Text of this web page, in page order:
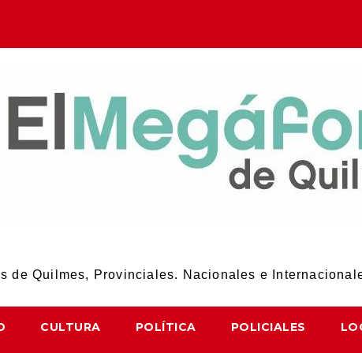
de Quilmes, Provinciales. Nacionales e
CULTURA POLÍTICA POLICIALES